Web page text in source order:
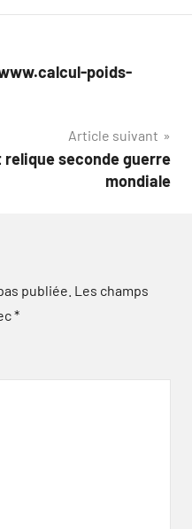
poids-
Article suivant
seconde guerre
mondiale
publiée. Les champs
*